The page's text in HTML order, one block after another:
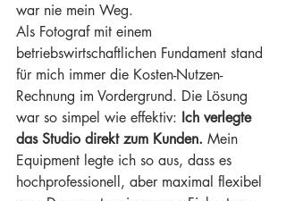
war nie mein Weg.
Als Fotograf mit einem
betriebswirtschaftlichen Fundament stand
für mich immer die Kosten-Nutzen-
Rechnung im Vordergrund. Die Lösung
war so simpel wie effektiv: Ich verlegte
das Studio direkt zum Kunden. Mein
Equipment legte ich so aus, dass es
hochprofessionell, aber maximal flexibel